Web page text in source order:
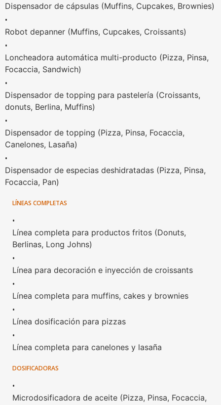
Dispensador de cápsulas (Muffins, Cupcakes, Brownies)
•
Robot depanner (Muffins, Cupcakes, Croissants)
•
Loncheadora automática multi-producto (Pizza, Pinsa,
Focaccia, Sandwich)
•
Dispensador de topping para pastelería (Croissants,
donuts, Berlina, Muffins)
•
Dispensador de topping (Pizza, Pinsa, Focaccia,
Canelones, Lasaña)
•
Dispensador de especias deshidratadas (Pizza, Pinsa,
Focaccia, Pan)
LÍNEAS COMPLETAS
•
Línea completa para productos fritos (Donuts,
Berlinas, Long Johns)
•
Línea para decoración e inyección de croissants
•
Línea completa para muffins, cakes y brownies
•
Línea dosificación para pizzas
•
Línea completa para canelones y lasaña
DOSIFICADORAS
•
Microdosificadora de aceite (Pizza, Pinsa, Focaccia,